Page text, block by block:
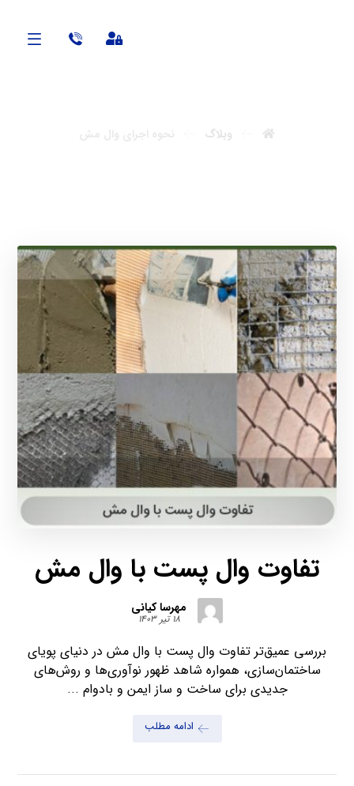
وبلاگ
تفاوت وال پست با وال مش
مهرسا کیانی
۱۸ تیر ۱۴۰۳
بررسی عمیق‌تر تفاوت وال پست با وال مش در دنیای پویای
ساختمان‌سازی، همواره شاهد ظهور نوآوری‌ها و روش‌های
جدیدی برای ساخت و ساز ایمن و بادوام ...
ادامه مطلب